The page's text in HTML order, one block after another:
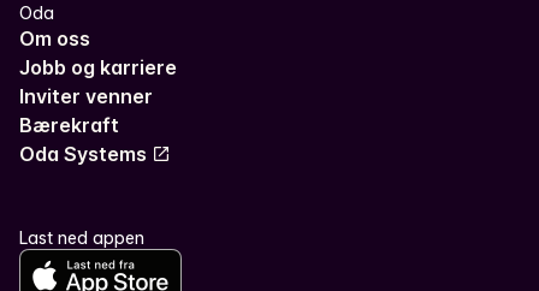
Oda
Om oss
Jobb og karriere
Inviter venner
Bærekraft
Oda Systems
Last ned appen